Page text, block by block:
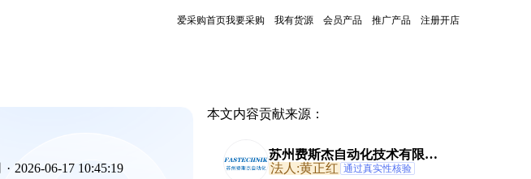
爱采购首页我要采购 我有货源 会员产品 推广产品 注册开店
· 2026-06-17 10:45:19
本文内容贡献来源：
苏州费斯杰自动化技术有限公
司
法人:黄正红 通过真实性核验